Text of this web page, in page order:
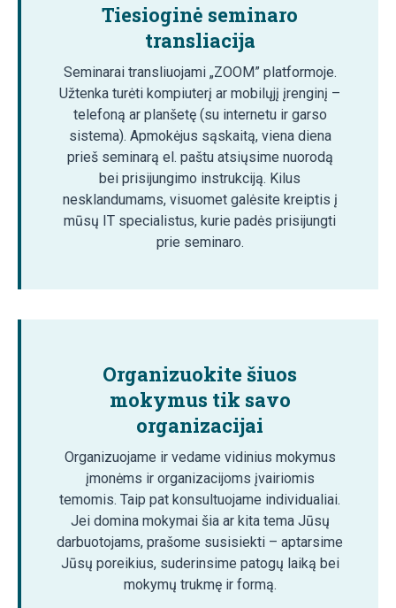
Tiesioginė seminaro
transliacija
Seminarai transliuojami „ZOOM” platformoje.
Užtenka turėti kompiuterį ar mobilųjį įrenginį –
telefoną ar planšetę (su internetu ir garso
sistema). Apmokėjus sąskaitą, viena diena
prieš seminarą el. paštu atsiųsime nuorodą
bei prisijungimo instrukciją. Kilus
nesklandumams, visuomet galėsite kreiptis į
mūsų IT specialistus, kurie padės prisijungti
prie seminaro.
Organizuokite šiuos
mokymus tik savo
organizacijai
Organizuojame ir vedame vidinius mokymus
įmonėms ir organizacijoms įvairiomis
temomis. Taip pat konsultuojame individualiai.
Jei domina mokymai šia ar kita tema Jūsų
darbuotojams, prašome susisiekti – aptarsime
Jūsų poreikius, suderinsime patogų laiką bei
mokymų trukmę ir formą.